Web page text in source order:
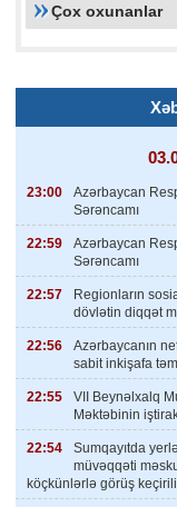
Çox oxunanlar
23:00
Azərbaycan
Sərəncamı
22:59
Azərbaycan
Sərəncamı
22:57
Regionların
dövlətin diqqət
22:56
Azərbaycanın
sabit inkişafa
22:55
VII Beynəlxalq
Məktəbinin
22:54
Sumqayıtda
müvəqqəti
köçkünlərlə görüş